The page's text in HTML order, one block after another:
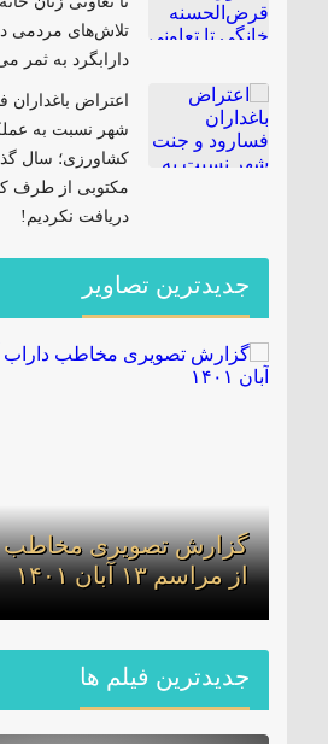
تلاش‌های مردمی
دارابگرد به ثمر
اعتراض
شهر نسبت به
کشاورزی؛ سال
مکتوبی از طرف
دریافت نکردیم!
جدیدترین تصاویر
گزارش تصویری مخاطب
از مراسم ۱۳ آبان ۱۴٠۱
جديدترين فیلم ها